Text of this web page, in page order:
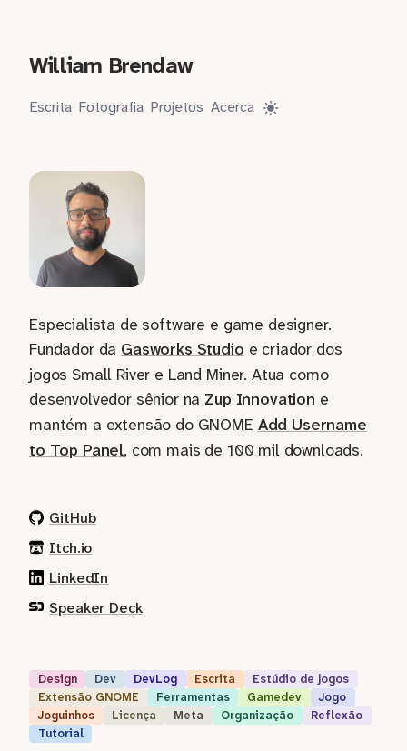
William Brendaw
Escrita Fotografia Projetos Acerca
Especialista de software e game designer.
Fundador da Gasworks Studio e criador dos
jogos Small River e Land Miner. Atua como
desenvolvedor sênior na Zup Innovation e
mantém a extensão do GNOME Add Username
to Top Panel, com mais de 100 mil downloads.
GitHub
Itch.io
LinkedIn
Speaker Deck
Design Dev DevLog Escrita
Estúdio de jogos
Extensão GNOME
Ferramentas Gamedev
Jogo
Joguinhos
Licença Meta Organização
Reflexão
Tutorial